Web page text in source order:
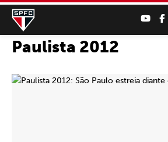
Paulista 2012